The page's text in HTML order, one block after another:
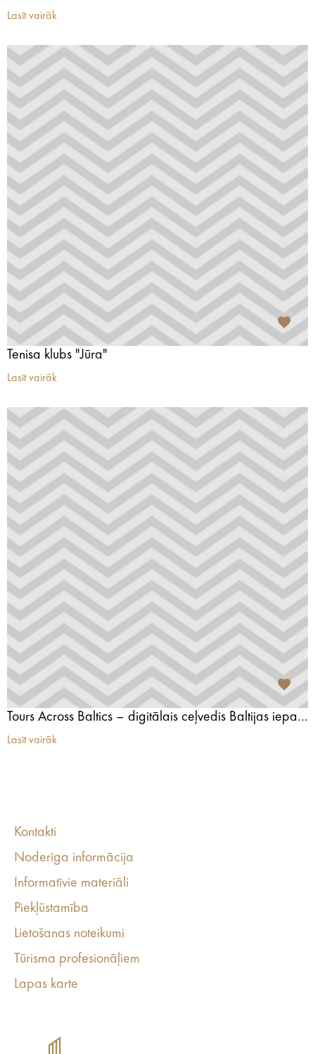
Lasīt vairāk
Tenisa klubs "Jūra"
Lasīt vairāk
Tours Across Baltics – digitālais ceļvedis Baltijas iepazīšanai
Lasīt vairāk
Kontakti
Noderīga informācija
Informatīvie materiāli
Piekļūstamība
Lietošanas noteikumi
Tūrisma profesionāļiem
Lapas karte